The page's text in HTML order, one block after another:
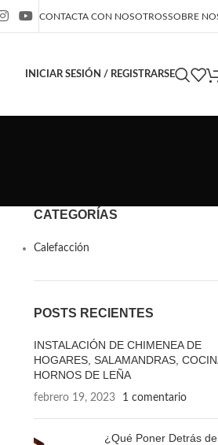
CONTACTA CON NOSOTROSSOBRE
INICIAR SESIÓN / REGISTRARSE
CATEGORÍAS
Calefacción
POSTS RECIENTES
INSTALACIÓN DE CHIMENEA DE
HOGARES, SALAMANDRAS,
HORNOS DE LEÑA
febrero 19, 2023 1 comentario
¿Qué Poner Detrás